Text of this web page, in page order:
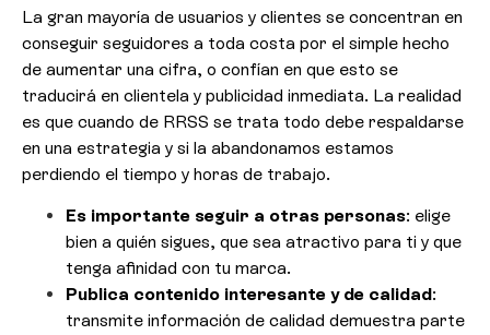
La gran mayoría de usuarios y clientes se concentran en
conseguir seguidores a toda costa por el simple hecho
de aumentar una cifra, o confían en que esto se
traducirá en clientela y publicidad inmediata. La realidad
es que cuando de RRSS se trata todo debe respaldarse
en una estrategia y si la abandonamos estamos
perdiendo el tiempo y horas de trabajo.
Es importante seguir a otras personas: elige
bien a quién sigues, que sea atractivo para ti y que
tenga afinidad con tu marca.
Publica contenido interesante y de calidad:
transmite información de calidad demuestra parte